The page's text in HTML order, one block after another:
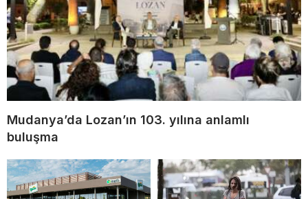
Mudanya’da Lozan’ın 103. yılına anlamlı
buluşma